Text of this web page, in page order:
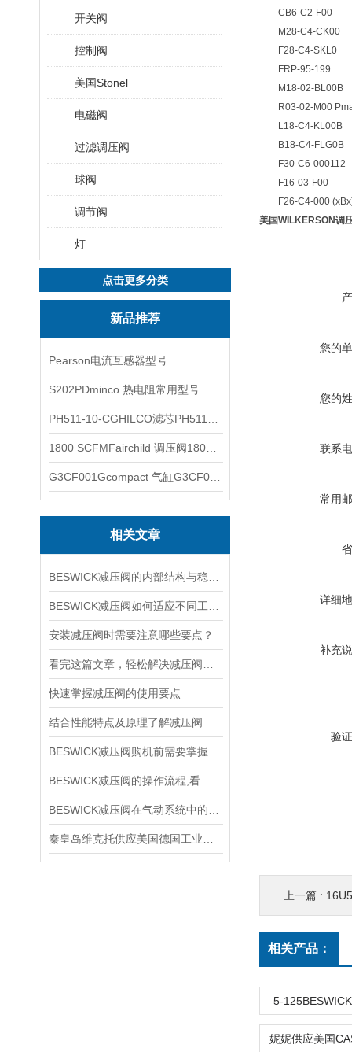
开关阀
控制阀
美国Stonel
电磁阀
过滤调压阀
球阀
调节阀
灯
点击更多分类
新品推荐
Pearson电流互感器型号
S202PDminco 热电阻常用型号
相关文章
安装减压阀时需要注意哪些要点？
快速掌握减压阀的使用要点
结合性能特点及原理了解减压阀
CB6-C2-F00
M28-C4-CK00
F28-C4-SKL0
FRP-95-199
M18-02-BL00B
R03-02-M00
L18-C4-KL00B
B18-C4-FLG0B
F30-C6-000112
F16-03-F00
F26-C4-000
美国WILKERSON调
您的
您的
联系
常用
详细
补充
验
上一篇 :
相关产品：
5-